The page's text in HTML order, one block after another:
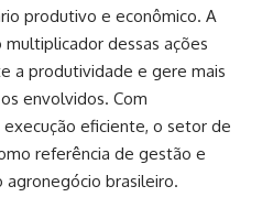
produtivo e econômico. A
dessas ações
a produtividade e gere mais
envolvidos. Com
eficiente, o setor de
referência de gestão e
brasileiro.